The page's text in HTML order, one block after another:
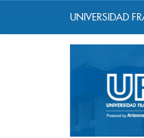
UNIVERSIDAD